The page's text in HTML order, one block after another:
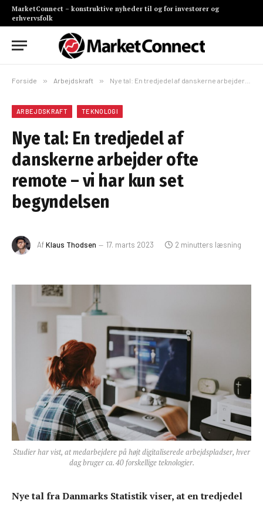
MarketConnect – konstruktive nyheder til og for investorer og
erhvervsfolk
Forside » Arbejdskraft » Nye tal: En tredjedel af danskerne arbejder ofte remote – vi har kun set begyndelsen
ARBEJDSKRAFT TEKNOLOGI
Nye tal: En tredjedel af
danskerne arbejder ofte
remote – vi har kun set
begyndelsen
AfKlaus Thodsen 17. marts 2023 2 minutters læsning
Studier har vist, at medarbejdere på højt digitaliserede arbejdspladser, hver
dag bruger ca. 40 forskellige teknologier.
Nye tal fra Danmarks Statistik viser, at en tredjedel